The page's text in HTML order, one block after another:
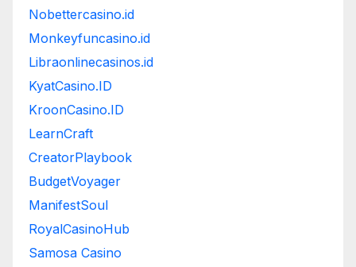
Nobettercasino.id
Monkeyfuncasino.id
Libraonlinecasinos.id
KyatCasino.ID
KroonCasino.ID
LearnCraft
CreatorPlaybook
BudgetVoyager
ManifestSoul
RoyalCasinoHub
Samosa Casino